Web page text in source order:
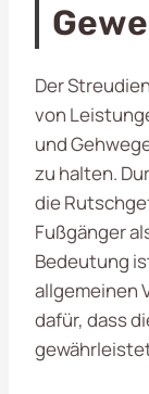
Der
von
und
zu halten.
die
Fußgänger
Bedeutung
allgemeinen
dafür, dass